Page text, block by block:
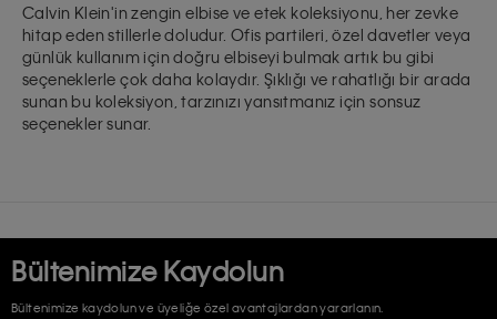
Calvin Klein'in zengin elbise ve etek koleksiyonu, her zevke
hitap eden stillerledoludur. Ofis partileri, özel davetler veya
günlük kullanım için doğru elbiseyi bulmak artık bu gibi
seçeneklerle çok daha kolaydır. Şıklığı ve rahatlığı bir arada
sunan bu koleksiyon, tarzınızı yansıtmanız için sonsuz
seçenekler sunar.
Bültenimize Kaydolun
Bültenimize kaydolun ve üyeliğe özel avantajlardan yararlanın.